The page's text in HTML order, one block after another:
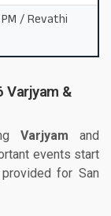
/ Revathi
Varjyam &
Varjyam and
events start
for San